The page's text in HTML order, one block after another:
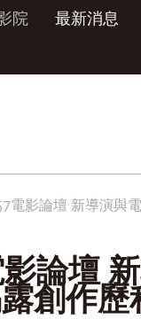
院
最新消息
電影論壇 新導演與
論壇
創作歷